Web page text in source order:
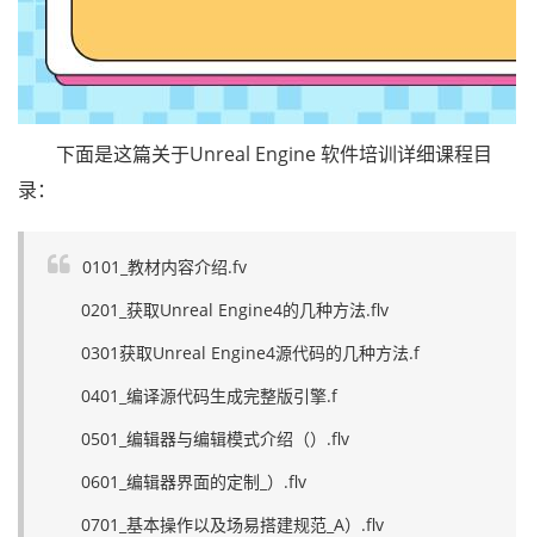
下面是这篇关于Unreal Engine 软件培训详细课程目
录：
0101_教材内容介绍.fv
0201_获取Unreal Engine4的几种方法.flv
0301获取Unreal Engine4源代码的几种方法.f
0401_编译源代码生成完整版引擎.f
0501_编辑器与编辑模式介绍（）.flv
0601_编辑器界面的定制_）.flv
0701_基本操作以及场易搭建规范_A）.flv